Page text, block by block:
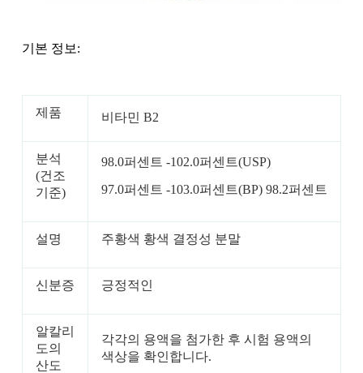
기본 정보:
제품 비타민 B2
분석
(건조
기준)
98.0퍼센트 -102.0퍼센트(USP)
97.0퍼센트 -103.0퍼센트(BP) 98.2퍼센트
설명 주황색 황색 결정성 분말
신분증 긍정적인
알칼리
도의
산도
각각의 용액을 첨가한 후 시험 용액의
색상을 확인합니다.